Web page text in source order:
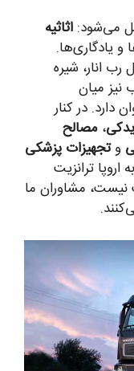
می‌شود: اثاثیه
و یادگاری‌ها.
رب انار، شیره
نیز میان
دارد. در کنار
، مصالح
وتجهیزات پزشکی
ترانزیت
نیست، مشاوران ما